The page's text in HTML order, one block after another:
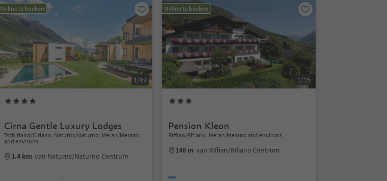
Online te boeken
1/19
Cirna Gentle Luxury Lodges
Tschirland/Cirlano, Naturns/Naturno, Meran/Merano
and environs
1.4 km van Naturns/Naturno Centrum
Online te boeken
1/15
Pension Kleon
Riffian/Rifiano, Meran/Merano and environs
148 m van Riffian/Rifiano Centrum